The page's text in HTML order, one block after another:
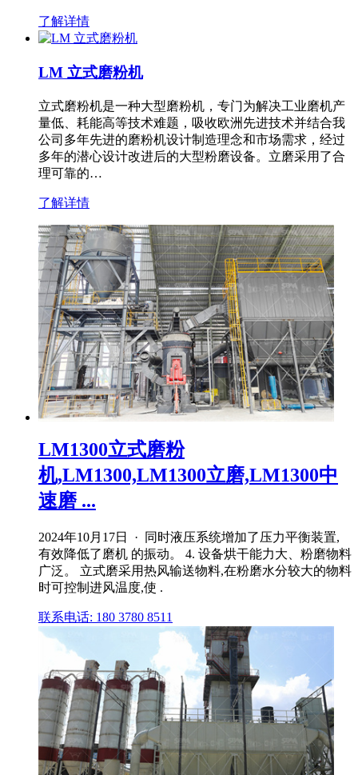
了解详情
LM 立式磨粉机
立式磨粉机是一种大型磨粉机，专门为解决工业磨机产
量低、耗能高等技术难题，吸收欧洲先进技术并结合我
公司多年先进的磨粉机设计制造理念和市场需求，经过
多年的潜心设计改进后的大型粉磨设备。立磨采用了合
理可靠的…
了解详情
LM1300立式磨粉
机,LM1300,LM1300立磨,LM1300中
速磨 ...
2024年10月17日 · 同时液压系统增加了压力平衡装置,
有效降低了磨机 的振动。 4. 设备烘干能力大、粉磨物料
广泛。 立式磨采用热风输送物料,在粉磨水分较大的物料
时可控制进风温度,使 .
联系电话: 180 3780 8511